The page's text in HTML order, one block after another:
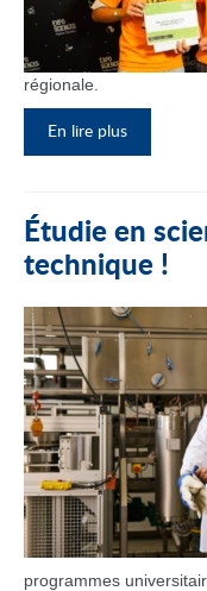
régionale.
En lire plus
Étudie en
technique !
programmes